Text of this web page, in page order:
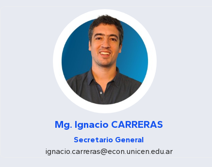
Mg. Ignacio CARRERAS
Secretario General
ignacio.carreras@econ.unicen.edu.ar